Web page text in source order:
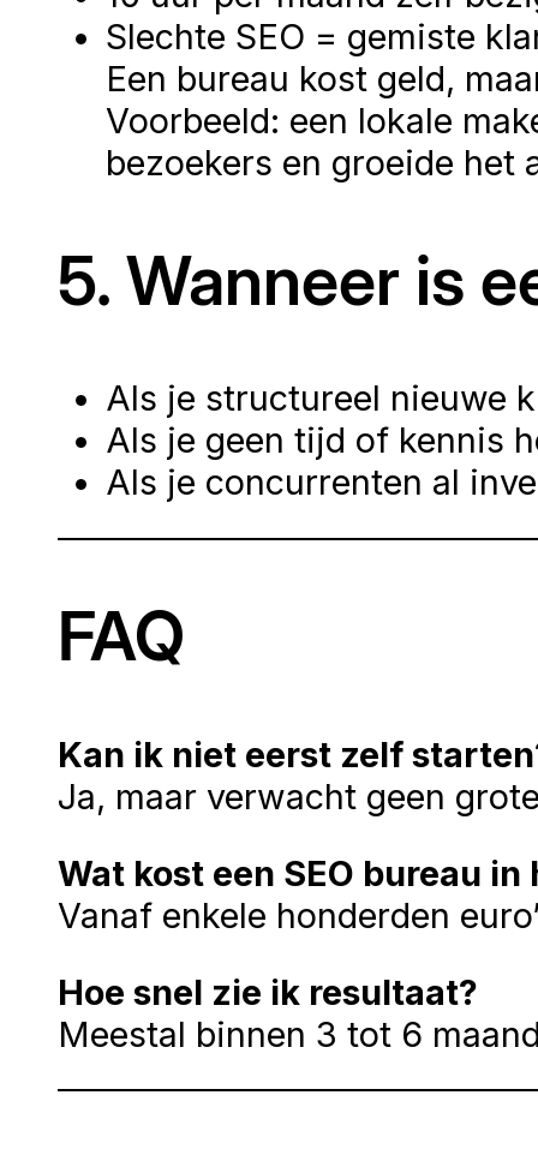
Slechte SEO = gemiste
Een bureau kost geld,
Voorbeeld: een lokale
bezoekers en groeide het
5. Wanneer is
Als je structureel nieuwe
Als je geen tijd of kennis
Als je concurrenten al
FAQ
Kan ik niet eerst zelf
Ja, maar verwacht geen
Wat kost een SEO bureau
Vanaf enkele honderden
Hoe snel zie ik resultaat?
Meestal binnen 3 tot 6